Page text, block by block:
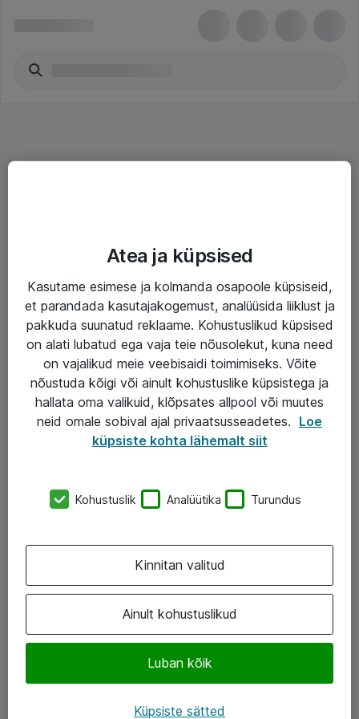
Haldusteenused
Garantii
Turva- ja nõrkvoolulahendused
AS ATEA
+372 659 3591
Järvevana tee 7b, 10112 Tallinn
Facebook
Atea ja küpsised
Kasutame esimese ja kolmanda osapoole küpsiseid,
et parandada kasutajakogemust, analüüsida liiklust ja
pakkuda suunatud reklaame. Kohustuslikud küpsised
on alati lubatud ega vaja teie nõusolekut, kuna need
on vajalikud meie veebisaidi toimimiseks. Võite
nõustuda kõigi või ainult kohustuslike küpsistega ja
hallata oma valikuid, klõpsates allpool või muutes
neid omale sobival ajal privaatsusseadetes. Loe
küpsiste kohta lähemalt siit
Kohustuslik Analüütika Turundus
Ainult kohustuslikud
Luban kõik
Kinnitan valitud
Küpsiste sätted